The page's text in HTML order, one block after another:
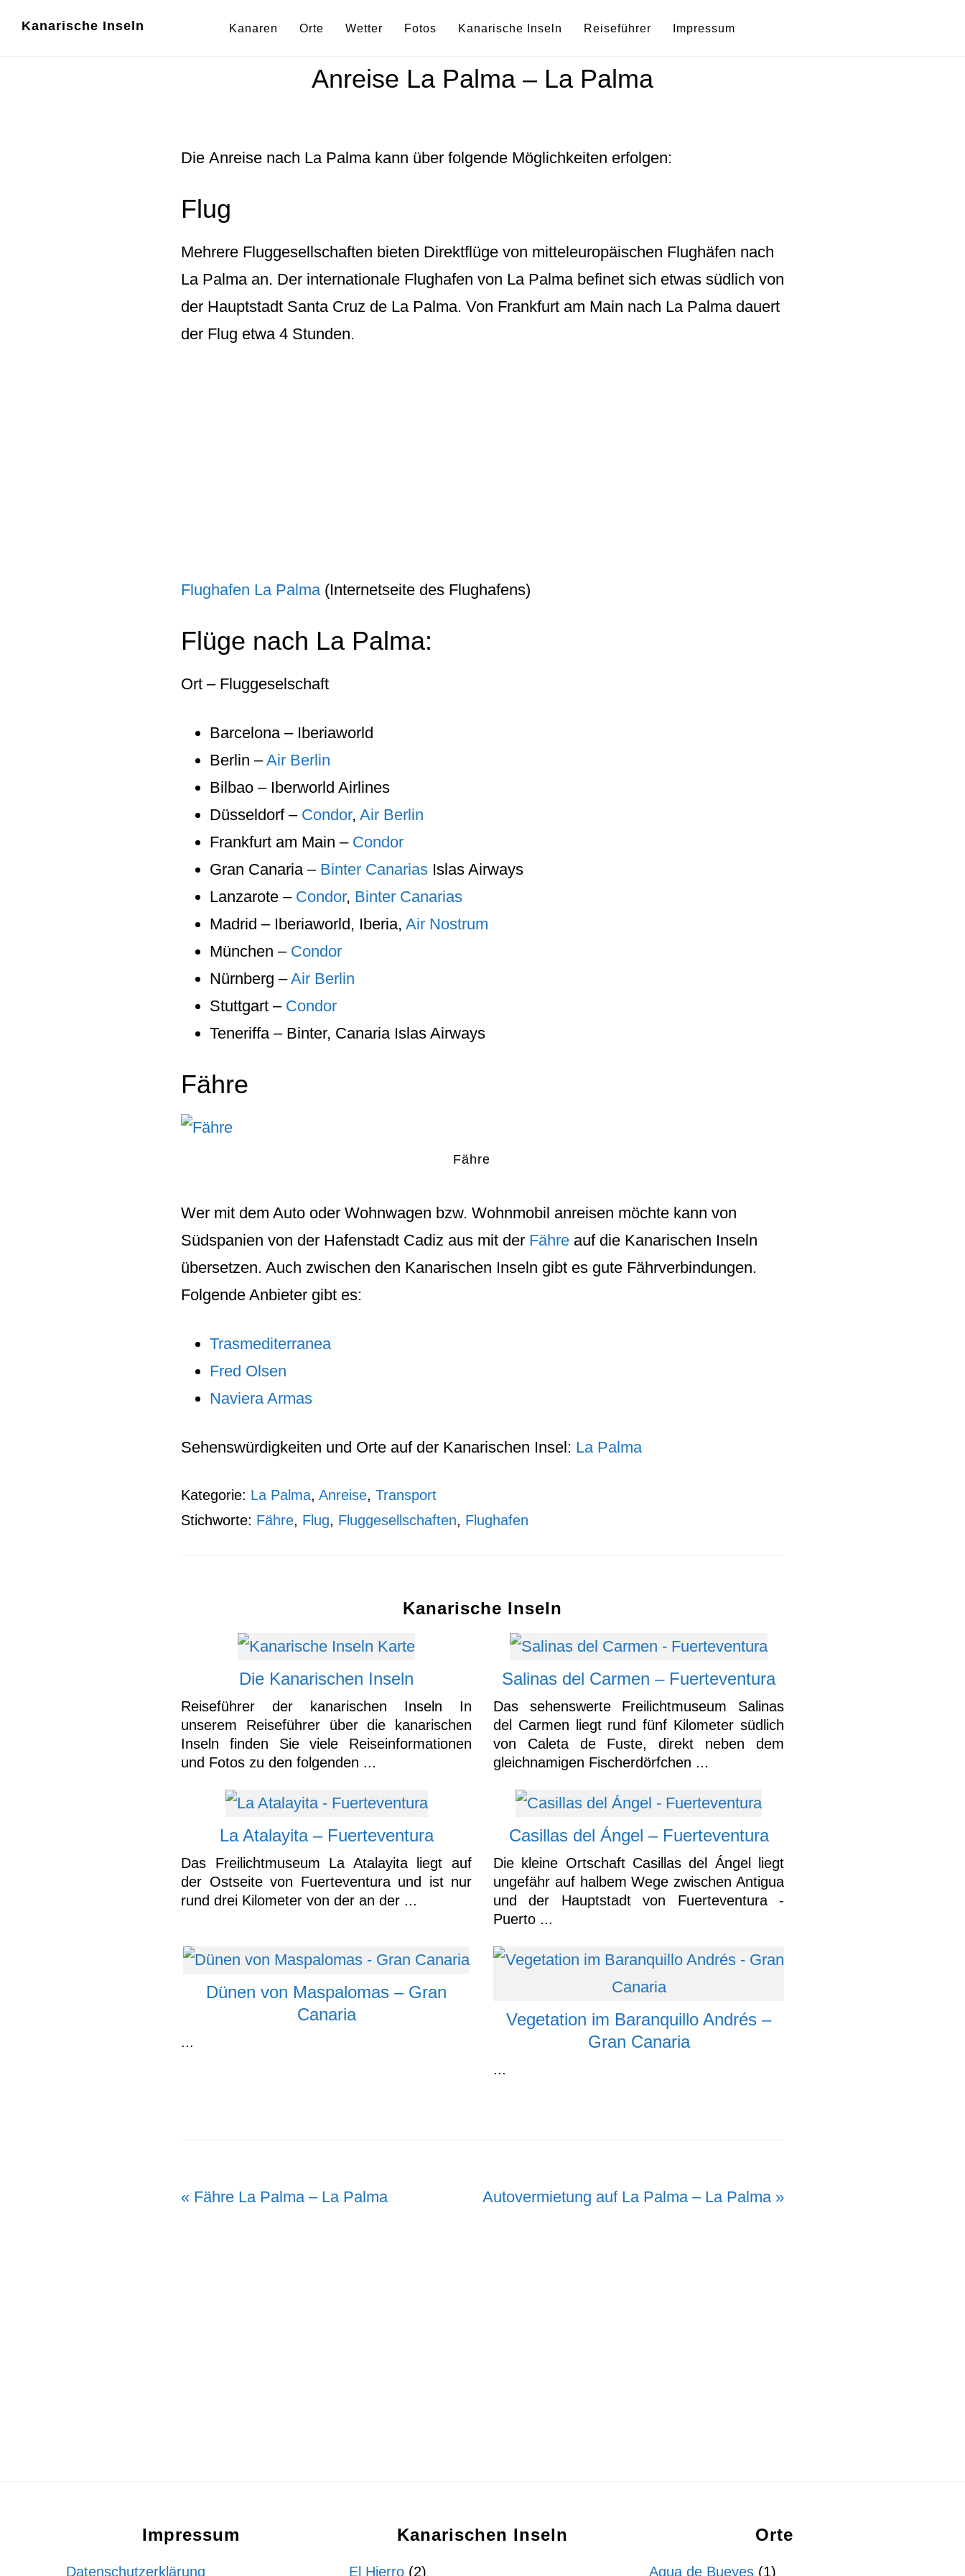
Kanarische Inseln Kanaren Orte Wetter Fotos Kanarische Inseln Reiseführer Impressum
Anreise La Palma – La Palma
Die Anreise nach La Palmakann über folgende Möglichkeiten erfolgen:
Flug
Mehrere Fluggesellschaften bieten Direktflüge von mitteleuropäischen Flughäfen nach
La Palma an. Der internationale Flughafen von La Palma befinet sich etwas südlich von
der Hauptstadt Santa Cruz de La Palma. Von Frankfurt am Main nach La Palma dauert
der Flug etwa 4 Stunden.
Flughafen La Palma(Internetseite des Flughafens)
Flüge nach La Palma:
Ort – Fluggeselschaft
Barcelona – Iberiaworld
Berlin –Air Berlin
Bilbao – Iberworld Airlines
Düsseldorf – Condor, Air Berlin
Frankfurt am Main – Condor
Gran Canaria – Binter Canarias Islas Airways
Lanzarote – Condor, Binter Canarias
Madrid – Iberiaworld, Iberia, Air Nostrum
München – Condor
Nürnberg –Air Berlin
Stuttgart – Condor
Teneriffa – Binter, Canaria Islas Airways
Fähre
Fähre
Wer mit dem Auto oder Wohnwagen bzw. Wohnmobil anreisen möchte kann von
Südspanien von der Hafenstadt Cadiz aus mit der Fähre auf die Kanarischen Inseln
übersetzen. Auch zwischen den Kanarischen Inseln gibt es gute Fährverbindungen.
Folgende Anbieter gibt es:
Trasmediterranea
Fred Olsen
Naviera Armas
Sehenswürdigkeiten und Orte auf der Kanarischen Insel: La Palma
Kategorie: La Palma, Anreise, Transport
Stichworte: Fähre, Flug, Fluggesellschaften, Flughafen
Kanarische Inseln
Die Kanarischen Inseln
Reiseführer der kanarischen Inseln In
unserem Reiseführer über die kanarischen
Inseln finden Sie viele Reiseinformationen
und Fotos zu den folgenden ...
Salinas del Carmen – Fuerteventura
Das sehenswerte Freilichtmuseum Salinas
del Carmen liegt rund fünf Kilometer südlich
von Caleta de Fuste, direkt neben dem
gleichnamigen Fischerdörfchen ...
La Atalayita – Fuerteventura
Das Freilichtmuseum La Atalayita liegt auf
der Ostseite von Fuerteventura und ist nur
rund drei Kilometer von der an der ...
Casillas del Ángel – Fuerteventura
Die kleine Ortschaft Casillas del Ángel liegt
ungefähr auf halbem Wege zwischen Antigua
und der Hauptstadt von Fuerteventura -
Puerto ...
Dünen von Maspalomas – Gran
Canaria
...
Vegetation im Baranquillo Andrés –
Gran Canaria
...
Vorheriger
« Fähre La Palma – La Palma
Nächster
Autovermietung auf La Palma – La Palma »
Impressum
Datenschutzerklärung
Kanarischen Inseln
El Hierro (2)
Orte
Agua de Bueyes (1)